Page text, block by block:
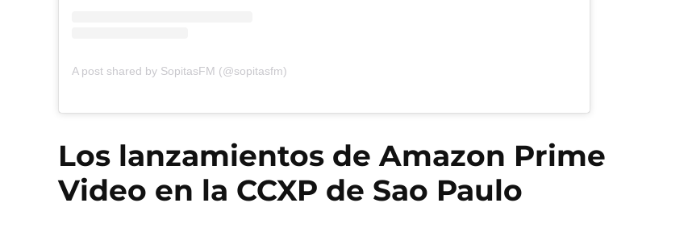
A post shared by SopitasFM (@sopitasfm)
Los lanzamientos de Amazon Prime
Video en la CCXP de Sao Paulo